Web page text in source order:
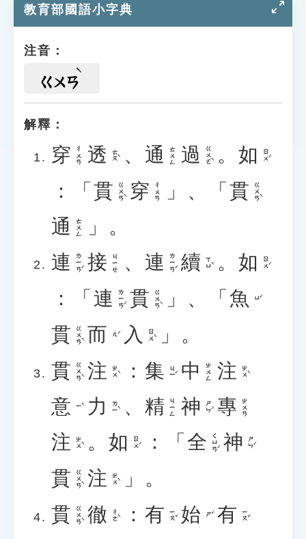
教育部國語小字典
注音：
ㄍㄨㄢ
解釋：
穿 ㄔㄨㄢ 透 ㄊㄡˋ 、 通 ㄊㄨㄥ 過 ㄍㄨㄛˋ 。 如 ㄖㄨˊ
：「 貫 ㄍㄨㄢˋ 穿 ㄔㄨㄢ 」、「 貫 ㄍㄨㄢˋ
通 ㄊㄨㄥ
」。
連 ㄌㄧㄢˊ 接 ㄐㄧㄝ 、 連 ㄌㄧㄢˊ 續 ㄒㄩˋ 。 如 ㄖㄨˊ
：「 連 ㄌㄧㄢˊ 貫 ㄍㄨㄢˋ 」、「 魚 ㄩˊ
貫 ㄍㄨㄢˋ 而 ㄦˊ 入 ㄖㄨˋ
」。
貫 ㄍㄨㄢˋ 注 ㄓㄨˋ ： 集 ㄐㄧˊ 中 ㄓㄨㄥ 注 ㄓㄨˋ
意 ㄧˋ 力 ㄌㄧˋ 、 精 ㄐㄧㄥ 神 ㄕㄣˊ 專 ㄓㄨㄢ
注 ㄓㄨˋ 。 如 ㄖㄨˊ ：「 全 ㄑㄩㄢˊ 神 ㄕㄣˊ
貫 ㄍㄨㄢˋ 注 ㄓㄨˋ
」。
貫 ㄍㄨㄢˋ 徹 ㄔㄜˋ ： 有 ㄧㄡˇ 始 ㄕˇ 有 ㄧㄡˇ